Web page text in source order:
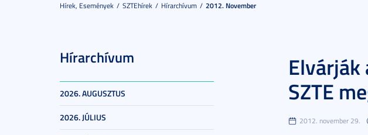
Hírek, Események SZTEhírek Hírarchívum 2012. November
Hírarchívum
2026. AUGUSZTUS
2026. JÚLIUS
SZTE
2012. november 29.